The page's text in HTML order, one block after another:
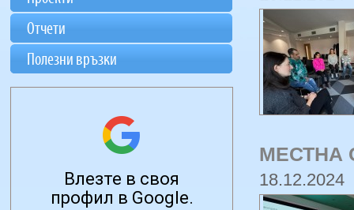
Отчети
Полезни връзки
МЕСТНА
18.12.2024